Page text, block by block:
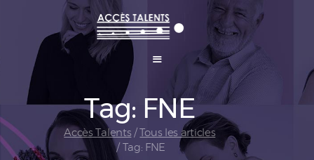
Tag: FNE
Accès Talents
Tous les articles
Tag: FNE
Talents et Carrières
Coaching professionnel
Conseil RH
Formations